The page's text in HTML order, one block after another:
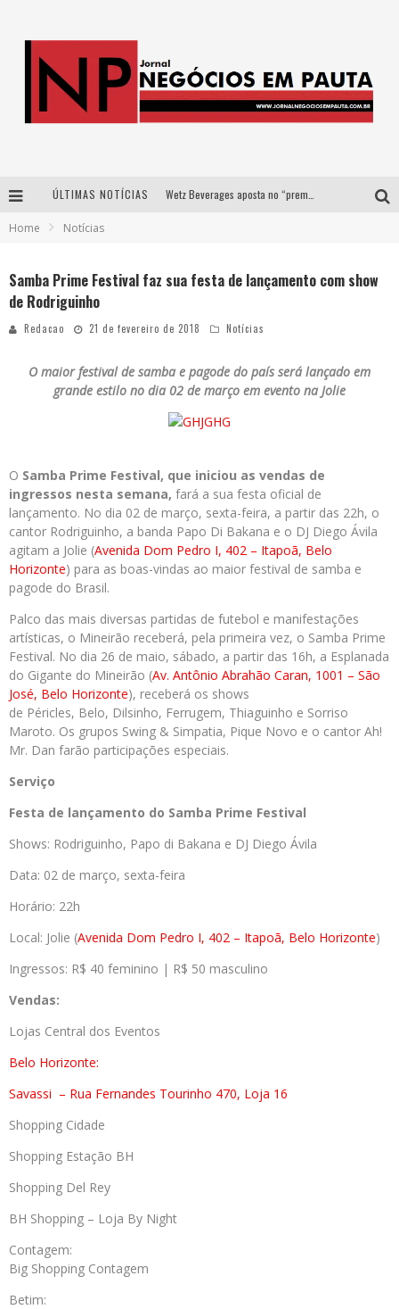
ÚLTIMAS NOTÍCIAS
Home Notícias
Samba Prime Festival faz sua festa de lançamento com show
de Rodriguinho
Redacao 21 de fevereiro de 2018 Notícias
O maior festival de samba e pagode do país será lançado em
grande estilo no dia 02 de março em evento na Jolie
O Samba Prime Festival, que iniciou as vendas de
ingressos nesta semana, fará a sua festa oficial de
lançamento. No dia 02 de março, sexta-feira, a partir das 22h, o
cantor Rodriguinho, a banda Papo Di Bakana e o DJ Diego Ávila
agitam a Jolie (Avenida Dom Pedro I, 402 – Itapoã, Belo
Horizonte) para as boas-vindas ao maior festival de samba e
pagode do Brasil.
Palco das mais diversas partidas de futebol e manifestações
artísticas, o Mineirão receberá, pela primeira vez, o Samba Prime
Festival. No dia 26 de maio, sábado, a partir das 16h, a Esplanada
do Gigante do Mineirão (Av. Antônio Abrahão Caran, 1001 – São
José, Belo Horizonte), receberá os shows
de Péricles, Belo, Dilsinho, Ferrugem, Thiaguinho e Sorriso
Maroto. Os grupos Swing & Simpatia, Pique Novo e o cantor Ah!
Mr. Dan farão participações especiais.
Serviço
Festa de lançamento do Samba Prime Festival
Shows: Rodriguinho, Papo di Bakana e DJ Diego Ávila
Data: 02 de março, sexta-feira
Horário: 22h
Local: Jolie (Avenida Dom Pedro I, 402 – Itapoã, Belo Horizonte)
Ingressos: R$ 40 feminino | R$ 50 masculino
Vendas:
Lojas Central dos Eventos
Belo Horizonte:
Savassi – Rua Fernandes Tourinho 470, Loja 16
Shopping Cidade
Shopping Estação BH
Shopping Del Rey
BH Shopping – Loja By Night
Contagem:
Big Shopping Contagem
Betim: